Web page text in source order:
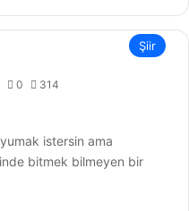
Şiir
0 314
istersin ama
bitmek bilmeyen bir